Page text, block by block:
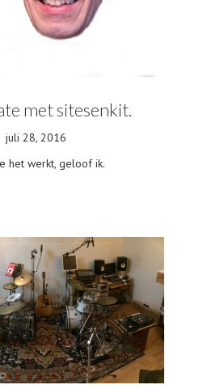
met sitesenkit.
juli 28, 2016
het werkt, geloof ik.